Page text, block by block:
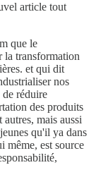
article tout
que le
la transformation
et qui dit
nos
de réduire
des produits
mais aussi
qu'il ya dans
même, est source